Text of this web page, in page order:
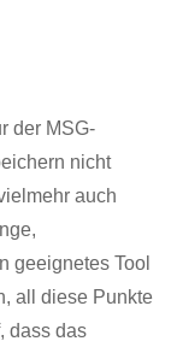
der MSG-
nicht
auch
geeignetes Tool
all diese Punkte
dass das